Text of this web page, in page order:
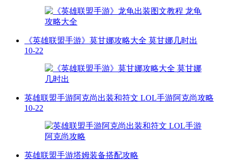
《英雄联盟手游》莫甘娜攻略大全 莫甘娜几时出
10-22
英雄联盟手游阿克尚出装和符文 LOL手游阿克尚攻略
10-22
英雄联盟手游塔姆装备搭配攻略